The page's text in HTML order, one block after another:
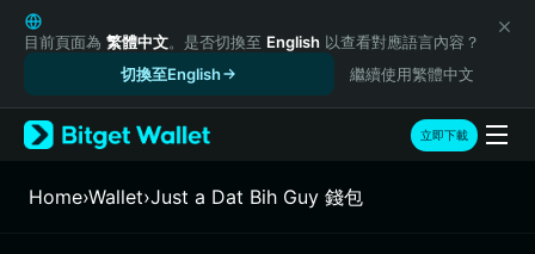
English
日本語
Русский
Español (Latinoamérica)
Türkçe
Italiano
目前頁面為 繁體中文。是否切換至 English 以查看對應語言內容？
切換至English
繼續使用繁體中文
立即下載
Home›Wallet›Just a Dat Bih Guy 錢包